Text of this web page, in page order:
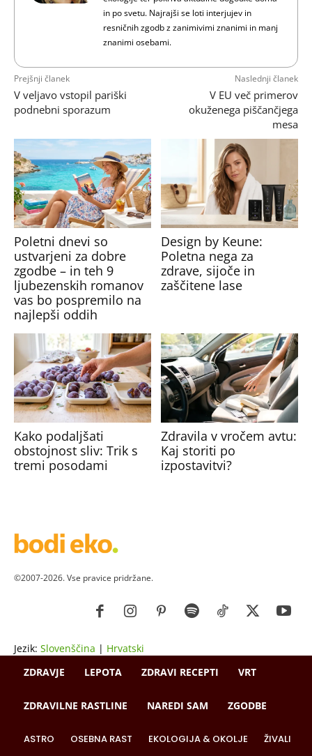
in po svetu. Najrajši se loti interjujev in
resničnih zgodb z zanimivimi znanimi in manj
znanimi osebami.
Prejšnji članek
V veljavo vstopil pariški
podnebni sporazum
Naslednji članek
V EU več primerov
okuženega piščančjega
mesa
Poletni dnevi so
ustvarjeni za dobre
zgodbe – in teh 9
ljubezenskih romanov
vas bo pospremilo na
najlepši oddih
Design by Keune:
Poletna nega za
zdrave, sijoče in
zaščitene lase
Kako podaljšati
obstojnost sliv: Trik s
tremi posodami
Zdravila v vročem avtu:
Kaj storiti po
izpostavitvi?
©2007-2026. Vse pravice pridržane.
Jezik: Slovenščina | Hrvatski
ZDRAVJE
LEPOTA ZDRAVI RECEPTI VRT
ZDRAVILNE RASTLINE NAREDI SAM ZGODBE
ASTRO OSEBNA RAST EKOLOGIJA & OKOLJE ŽIVALI